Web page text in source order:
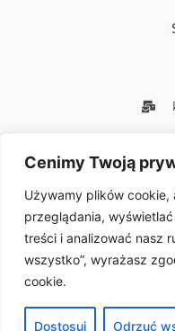
Cenimy Twoją
Używamy plików
przeglądania,
treści i analizować nasz
wszystko”, wyrażasz
cookie.
Dostosuj Odrzuć
Więcej: